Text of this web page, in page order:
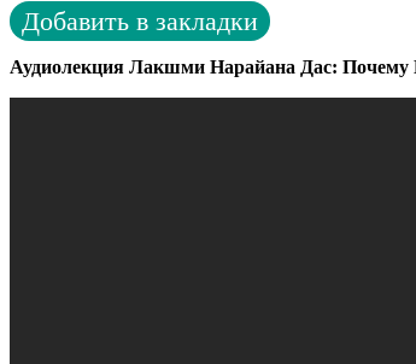
Добавить в закладки
Аудиолекция Лакшми Нарайана Дас: